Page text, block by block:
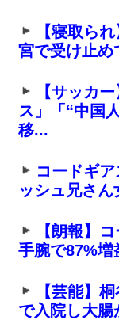
【寝取ら
宮で受け止め
【サッカ
ス」「“中国
移...
コードギ
ッシュ兄さ
【朗報】
手腕で87%増
【芸能】
で入院し大腸